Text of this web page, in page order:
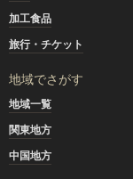
加工食品
旅行・チケット
地域でさがす
地域一覧
関東地方
中国地方